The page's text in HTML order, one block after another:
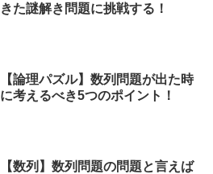
きた謎解き問題に挑戦する！
【論理パズル】数列問題が出た時
に考えるべき5つのポイント！
【数列】数列問題の問題と言えば